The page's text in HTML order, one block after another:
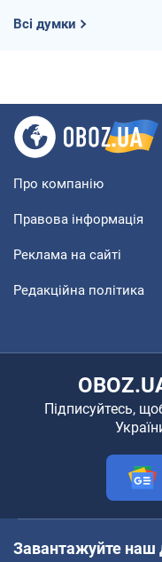
Всі думки
Про компанію
Правова інформація
Реклама на сайті
Редакційна політика
Підписуйтесь,
Завантажуйте наш